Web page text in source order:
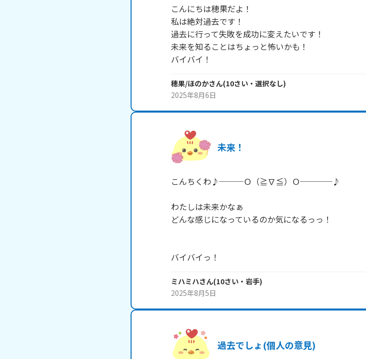
こんにちは穂果だよ！
私は絶対過去です！
過去に行って失敗を成功に変えたいです！
未来を知ることはちょっと怖いかも！
バイバイ！
穂果/ほのかさん(10さい・ 選択なし)
2025年8月6日
未来！
こんちくわ♪───Ｏ（≧∇≦）Ｏ────♪
わたしは未来かなぁ
どんな感じになっているのか気になるっっ！
バイバイっ！
ミハミハさん(10さい・ 岩手)
2025年8月5日
過去でしょ(個人の意見)